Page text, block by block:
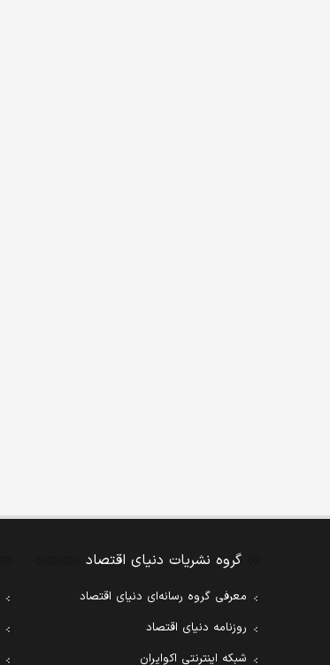
گروه نشریات دنیای اقتصاد
معرفی گروه رسانه‌ای دنیای اقتصاد
روزنامه دنیای اقتصاد
شبکه اینترنتی اکوایران